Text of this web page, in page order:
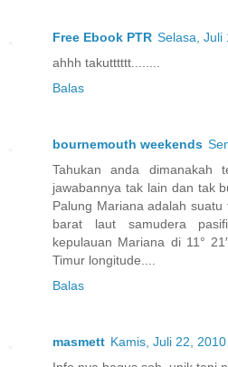
Free Ebook PTR Selasa, Juli
ahhh takutttttt........
Balas
bournemouth weekends
Tahukan anda dimanakah
jawabannya tak lain dan tak
Palung Mariana adalah
barat laut samudera
kepulauan Mariana di 11°
Timur longitude....
Balas
masmett Kamis, Juli 22, 2010